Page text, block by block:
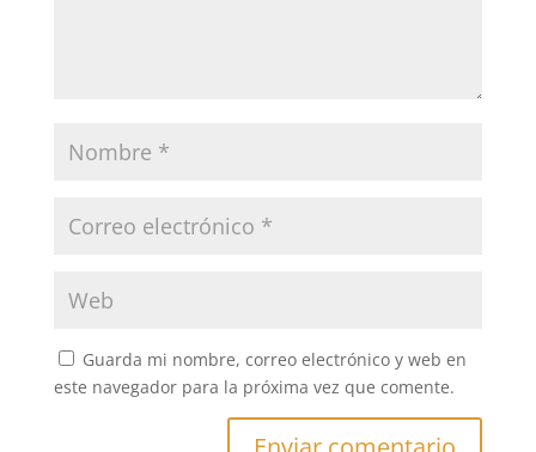
Guarda mi nombre, correo electrónico y web en
este navegador para la próxima vez que comente.